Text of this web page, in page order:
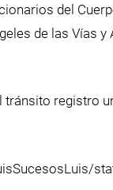
del
de las Vías y
tránsito registro